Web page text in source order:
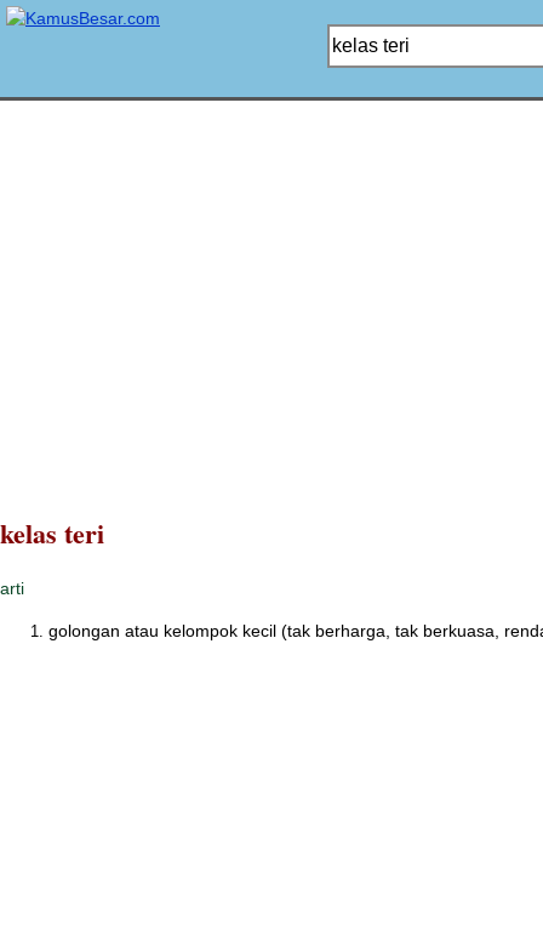
kelas teri
arti
golongan atau kelompok kecil (tak berharga, tak berkuasa,